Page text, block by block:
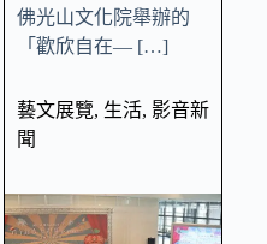
佛光山文化院舉辦的
「歡欣自在— […]
藝文展覽, 生活, 影音新
聞